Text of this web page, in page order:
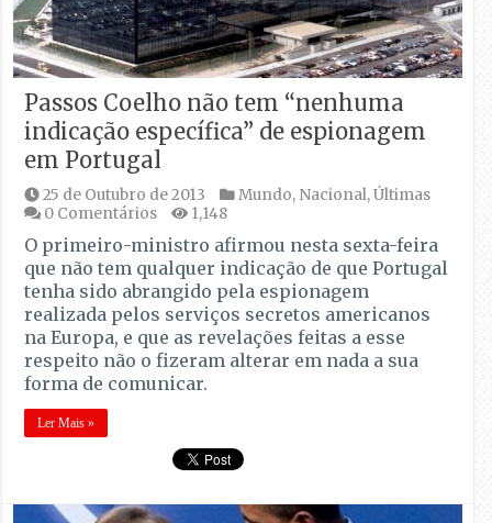
Passos Coelho não tem “nenhuma
indicação específica” de espionagem
em Portugal
25 de Outubro de 2013 Mundo, Nacional,Últimas
0 Comentários
1,148
O primeiro-ministro afirmou nesta sexta-feira
que não tem qualquer indicação de que Portugal
tenha sido abrangido pela espionagem
realizada pelos serviços secretos americanos
na Europa, e que as revelações feitas a esse
respeito não o fizeram alterar em nada a sua
forma de comunicar.
Ler Mais »